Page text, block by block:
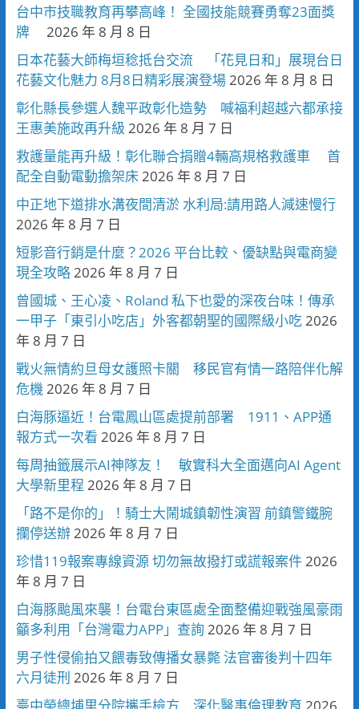
台中市技職教育再攀高峰！ 全國技能競賽勇奪23面獎
牌
2026 年 8 月 8 日
日本花藝大師梅垣稔抵台交流 「花見日和」展現台日
花藝文化魅力 8月8日精彩展演登場 2026 年 8 月 8 日
彰化縣長參選人魏平政彰化造勢 喊福利超越六都承接
王惠美施政再升級 2026 年 8 月 7 日
救護量能再升級！彰化聯合捐贈4輛高規格救護車 首
配全自動電動擔架床 2026 年 8 月 7 日
中正地下道排水溝夜間清淤 水利局:請用路人減速慢行
2026 年 8 月 7 日
短影音行銷是什麼？2026 平台比較、優缺點與電商變
現全攻略 2026 年 8 月 7 日
曾國城、王心凌、Roland 私下也愛的深夜台味！傳承
一甲子「東引小吃店」外客都朝聖的國際級小吃 2026
年 8 月 7 日
戰火無情約旦母女護照卡關 移民官有情一路陪伴化解
危機 2026 年 8 月 7 日
白海豚逼近！台電鳳山區處提前部署 1911、APP通
報方式一次看 2026 年 8 月 7 日
每周抽籤展示AI神隊友！ 敏實科大全面邁向AI Agent
大學新里程 2026 年 8 月 7 日
「路不是你的」！騎士大鬧城鎮韌性演習 前鎮警鐵腕
攔停送辦 2026 年 8 月 7 日
珍惜119報案專線資源 切勿無故撥打或謊報案件 2026
年 8 月 7 日
白海豚颱風來襲！台電台東區處全面整備迎戰強風豪雨
籲多利用「台灣電力APP」查詢 2026 年 8 月 7 日
男子性侵偷拍又餵毒致傳播女暴斃 法官審後判十四年
六月徒刑 2026 年 8 月 7 日
臺中榮總埔里分院攜手檢方 深化醫事倫理教育 2026